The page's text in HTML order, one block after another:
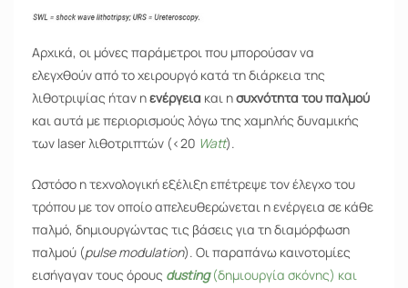
Αρχικά, οι μόνες παράμετροι που μπορούσαν να
ελεγχθούν από το χειρουργό κατά τη διάρκεια της
λιθοτριψίας ήταν ηενέργεια και ησυχνότητα του παλμού
και αυτά με περιορισμούς λόγω της χαμηλής δυναμικής
των laser λιθοτριπτών (<20 Watt).
Ωστόσο η τεχνολογική εξέλιξη επέτρεψε τον έλεγχο του
τρόπου με τον οποίο απελευθερώνεται η ενέργεια σε κάθε
παλμό, δημιουργώντας τις βάσεις για τη διαμόρφωση
παλμού (pulse modulation). Οι παραπάνω καινοτομίες
εισήγαγαν τους όρους dusting(δημιουργία σκόνης) και